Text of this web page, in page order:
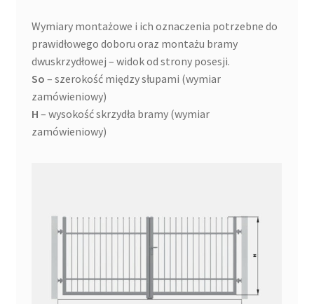
Wymiary montażowe i ich oznaczenia potrzebne do
prawidłowego doboru oraz montażu bramy
dwuskrzydłowej – widok od strony posesji.
So – szerokość między słupami (wymiar
zamówieniowy)
H – wysokość skrzydła bramy (wymiar
zamówieniowy)